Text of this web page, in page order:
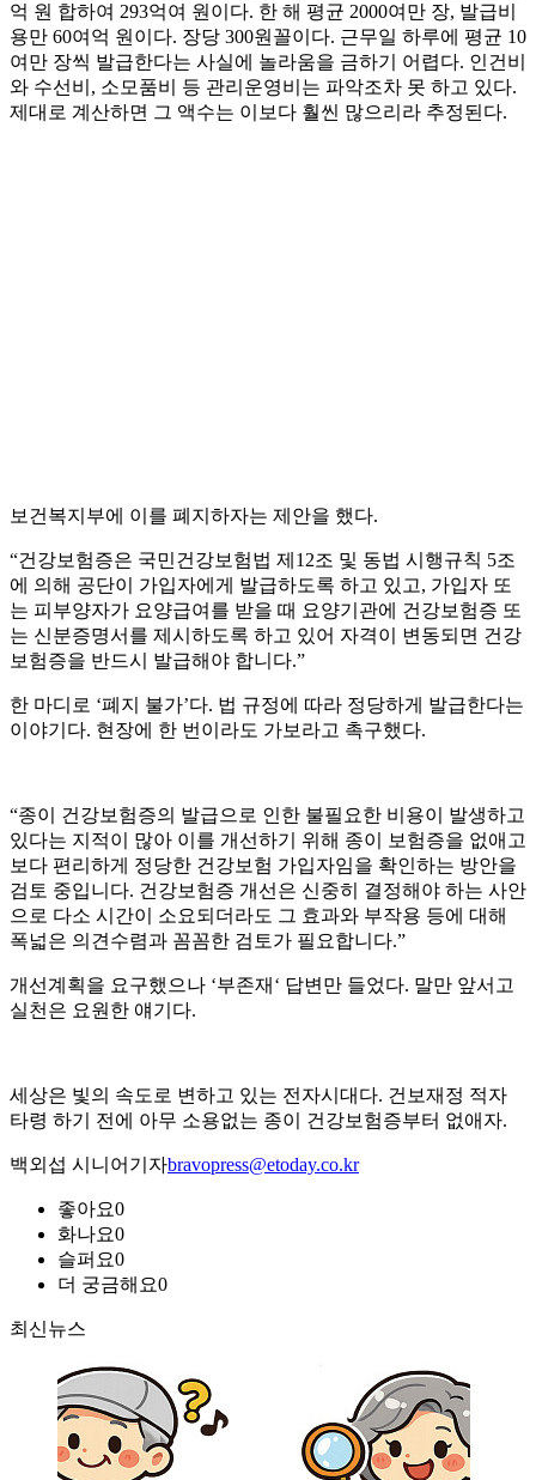
억 원 합하여 293억여 원이다. 한 해 평균 2000여만 장, 발급비
용만 60여억 원이다. 장당 300원꼴이다. 근무일 하루에 평균 10
여만 장씩 발급한다는 사실에 놀라움을 금하기 어렵다. 인건비
와 수선비, 소모품비 등 관리운영비는 파악조차 못 하고 있다.
제대로 계산하면 그 액수는 이보다 훨씬 많으리라 추정된다.
보건복지부에 이를 폐지하자는 제안을 했다.
“건강보험증은 국민건강보험법 제12조 및 동법 시행규칙 5조
에 의해 공단이 가입자에게 발급하도록 하고 있고, 가입자 또
는 피부양자가 요양급여를 받을 때 요양기관에 건강보험증 또
는 신분증명서를 제시하도록 하고 있어 자격이 변동되면 건강
보험증을 반드시 발급해야 합니다.”
한 마디로 ‘폐지 불가’다. 법 규정에 따라 정당하게 발급한다는
이야기다. 현장에 한 번이라도 가보라고 촉구했다.
“종이 건강보험증의 발급으로 인한 불필요한 비용이 발생하고
있다는 지적이 많아 이를 개선하기 위해 종이 보험증을 없애고
보다 편리하게 정당한 건강보험 가입자임을 확인하는 방안을
검토 중입니다. 건강보험증 개선은 신중히 결정해야 하는 사안
으로 다소 시간이 소요되더라도 그 효과와 부작용 등에 대해
폭넓은 의견수렴과 꼼꼼한 검토가 필요합니다.”
개선계획을 요구했으나 ‘부존재‘ 답변만 들었다. 말만 앞서고
실천은 요원한 얘기다.
세상은 빛의 속도로 변하고 있는 전자시대다. 건보재정 적자
타령 하기 전에 아무 소용없는 종이 건강보험증부터 없애자.
백외섭 시니어기자bravopress@etoday.co.kr
좋아요0
화나요0
슬퍼요0
더 궁금해요0
최신뉴스